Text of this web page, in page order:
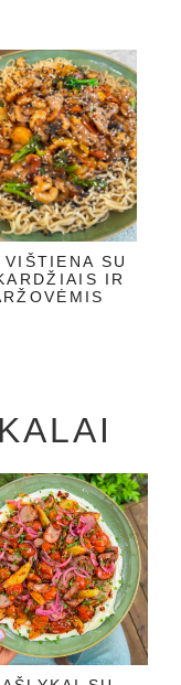
VIŠTIENA SU
IR